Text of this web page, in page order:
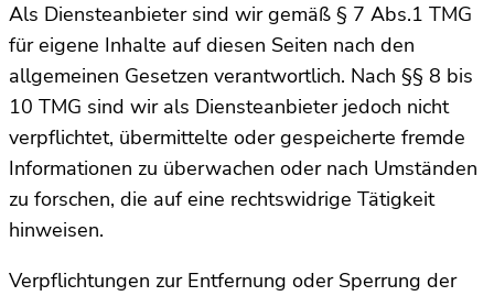
Als Diensteanbieter sind wir gemäß § 7 Abs.1 TMG
für eigene Inhalte auf diesen Seiten nach den
allgemeinen Gesetzen verantwortlich. Nach §§ 8 bis
10 TMG sind wir als Diensteanbieter jedoch nicht
verpflichtet, übermittelte oder gespeicherte fremde
Informationen zu überwachen oder nach Umständen
zu forschen, die auf eine rechtswidrige Tätigkeit
hinweisen.
Verpflichtungen zur Entfernung oder Sperrung der